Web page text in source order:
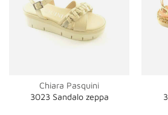
Chiara Pasquini
3023 Sandalo zeppa